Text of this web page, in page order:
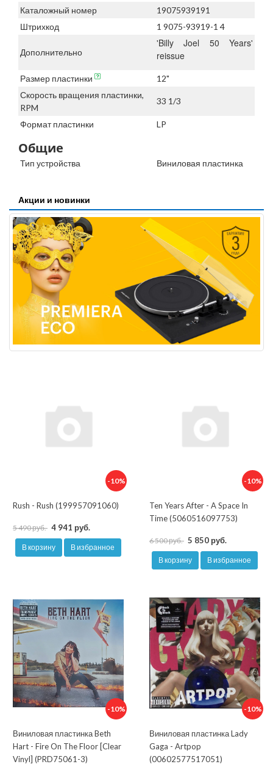
Каталожный номер
19075939191
Штрихкод
1 9075-93919-1 4
Дополнительно
'Billy Joel 50 Years'
reissue
Размер пластинки
12"
Скорость вращения пластинки,
RPM
33 1/3
Формат пластинки LP
Общие
Тип устройства Виниловая пластинка
Акции и новинки
-10%
Rush - Rush (199957091060)
5 490 руб. 4 941 руб.
В корзину В избранное
-10%
Ten Years After - A Space In
Time (5060516097753)
6 500 руб. 5 850 руб.
В корзину В избранное
-10%
Виниловая пластинка Beth
Hart - Fire On The Floor [Clear
Vinyl] (PRD75061-3)
-10%
Виниловая пластинка Lady
Gaga - Artpop
(00602577517051)